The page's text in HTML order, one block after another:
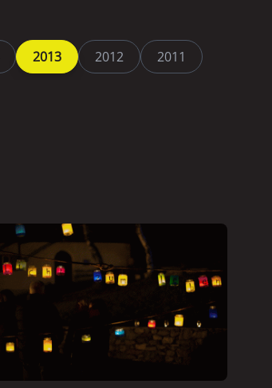
2013 2012 2011